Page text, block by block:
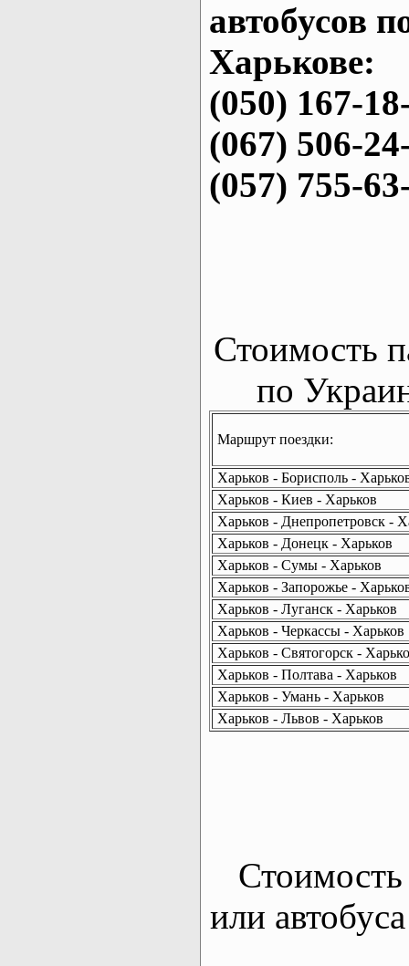
автобусов
Харькове:
(050) 167-
(067) 506-
(057) 755-
Стоимость
по
Маршрут поездки:
Харьков - Борисполь -
Харьков - Киев - Харьков
Харьков - Днепропетровск -
Харьков - Донецк - Харьков
Харьков - Сумы - Харьков
Харьков - Запорожье -
Харьков - Луганск - Харьков
Харьков - Черкассы - Харьков
Харьков - Святогорск -
Харьков - Полтава - Харьков
Харьков - Умань - Харьков
Харьков - Львов - Харьков
Стоимость
или